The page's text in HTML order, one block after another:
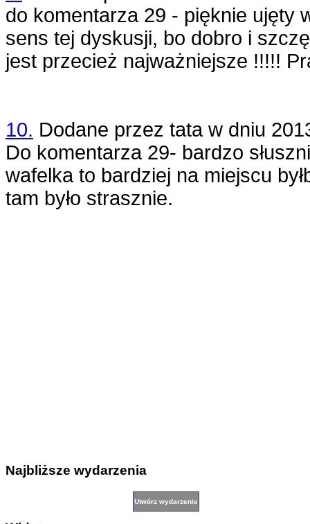
do komentarza 29 - pięknie ujęty
sens tej dyskusji, bo dobro i
jest przecież najważniejsze !!!!!
10. Dodane przez tataw dniu
Do komentarza 29- bardzo
wafelka to bardziej na miejscu
tam było strasznie.
Najbliższe wydarzenia